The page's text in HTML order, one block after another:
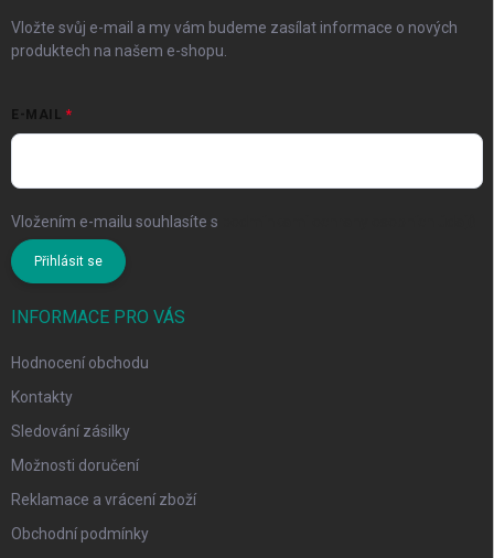
Vložte svůj e-mail a my vám budeme zasílat informace o nových
produktech na našem e-shopu.
E-MAIL
Vložením e-mailu souhlasíte s
Přihlásit se
INFORMACE PRO VÁS
Hodnocení obchodu
Kontakty
Sledování zásilky
Možnosti doručení
Reklamace a vrácení zboží
Obchodní podmínky